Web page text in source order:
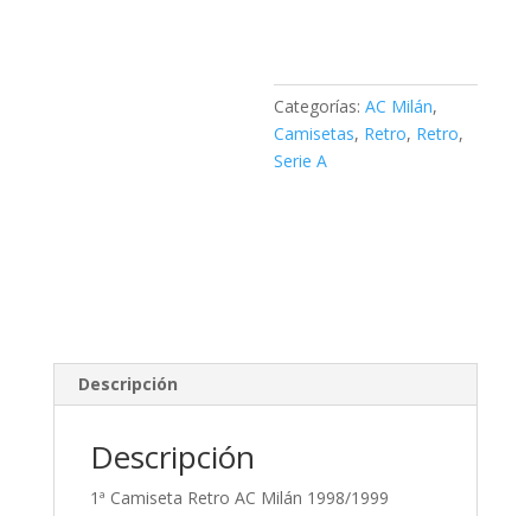
Categorías:AC Milán,
Camisetas, Retro, Retro,
Serie A
Descripción
Descripción
1ª Camiseta Retro AC Milán 1998/1999